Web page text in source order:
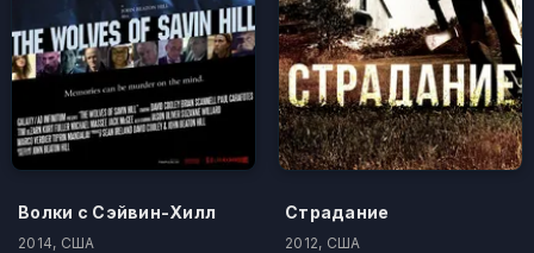
Волки с Сэйвин-Хилл
2014, США
Страдание
2012, США